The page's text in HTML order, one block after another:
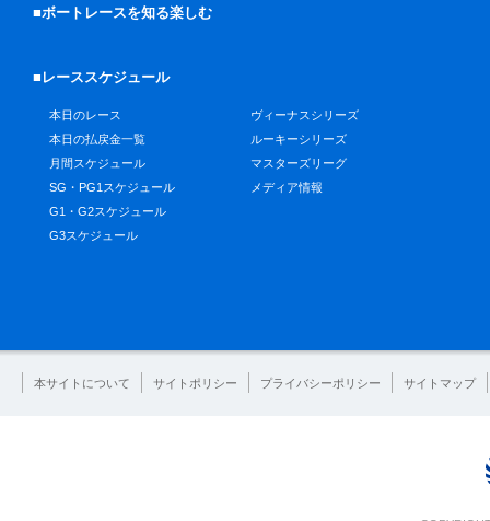
■ボートレースを知る楽しむ
■レーススケジュール
本日のレース
本日の払戻金一覧
月間スケジュール
SG・PG1スケジュール
G1・G2スケジュール
G3スケジュール
ヴィーナスシリーズ
ルーキーシリーズ
マスターズリーグ
メディア情報
本サイトについて サイトポリシー プライバシーポリシー サイトマップ